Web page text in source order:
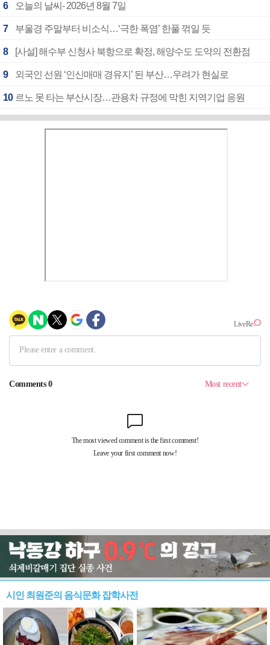
6 오늘의 날씨- 2026년 8월 7일
7 부울경 주말부터 비소식…‘극한 폭염’ 한풀 꺾일 듯
8 [사설] 해수부 신청사 북항으로 확정, 해양수도 도약의 전환점
9 외국인 선원 ‘인신매매 경유지’ 된 부산…우려가 현실로
10 르노 못 타는 부산시장…관용차 규정에 막힌 지역기업 응원
시인 최원준의 음식문화 잡학사전